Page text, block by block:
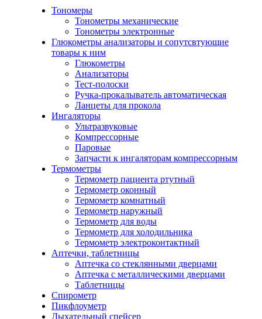
Тономеры
Тонометры механические
Тонометры электронные
Глюкометры анализаторы и сопутсвтующие
товары к ним
Глюкометры
Анализаторы
Тест-полоски
Ручка-прокалыватель автоматическая
Ланцеты для прокола
Ингаляторы
Ультразвуковые
Компрессорные
Паровые
Запчасти к ингаляторам компрессорным
Термометры
Термометр пациента ртутный
Термометр оконный
Термометр комнатный
Термометр наружный
Термометр для воды
Термометр для холодильника
Термометр электроконтактный
Аптечки, таблетницы
Аптечка со стеклянными дверцами
Аптечка с металлическими дверцами
Таблетницы
Спирометр
Пикфлоуметр
Дыхательный спейсер